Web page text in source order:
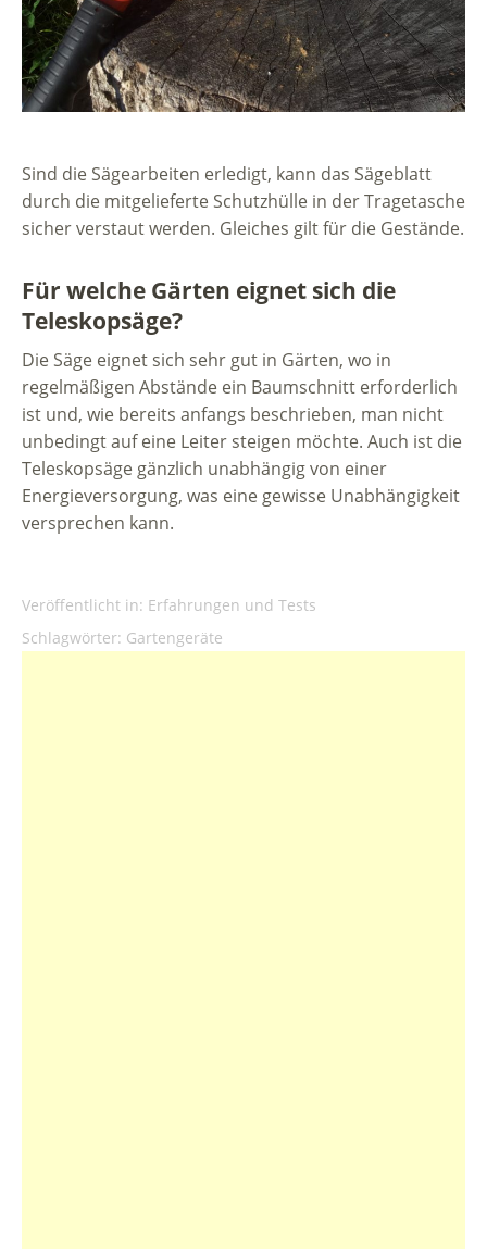
Sind die Sägearbeiten erledigt, kann das Sägeblatt
durch die mitgelieferte Schutzhülle in der Tragetasche
sicher verstaut werden. Gleiches gilt für die Gestände.
Für welche Gärten eignet sich die
Teleskopsäge?
Die Säge eignet sich sehr gut in Gärten, wo in
regelmäßigen Abstände ein Baumschnitt erforderlich
ist und, wie bereits anfangs beschrieben, man nicht
unbedingt auf eine Leiter steigen möchte. Auch ist die
Teleskopsäge gänzlich unabhängig von einer
Energieversorgung, was eine gewisse Unabhängigkeit
versprechen kann.
Veröffentlicht in: Erfahrungen und Tests
Schlagwörter: Gartengeräte